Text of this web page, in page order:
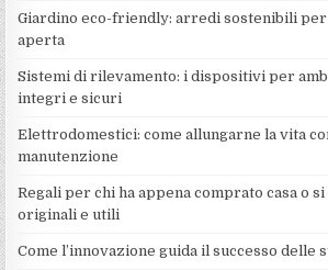
Giardino eco-friendly: arredi sostenibili per
aperta
Sistemi di rilevamento: i dispositivi per
integri e sicuri
Elettrodomestici: come allungarne la vita
manutenzione
Regali per chi ha appena comprato casa o
originali e utili
Come l’innovazione guida il successo delle